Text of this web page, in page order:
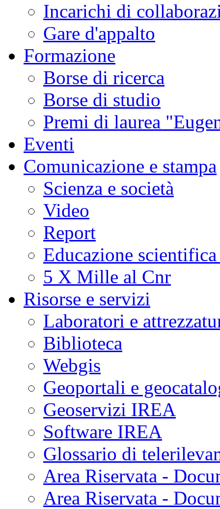
Incarichi di
Gare d'appalto
Formazione
Borse di ricerca
Borse di studio
Premi di laurea
Eventi
Comunicazione e stampa
Scienza e società
Video
Report
Educazione
5 X Mille al Cnr
Risorse e servizi
Laboratori e
Biblioteca
Webgis
Geoportali e
Geoservizi IREA
Software IREA
Glossario di
Area Riservata -
Area Riservata -